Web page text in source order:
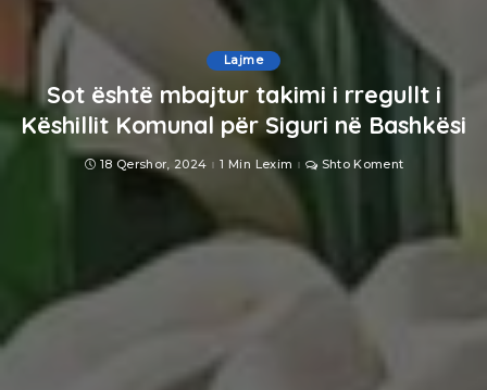
Lajme
Sot është mbajtur takimi i rregullt i
Këshillit Komunal për Siguri në Bashkësi
18 Qershor, 2024 1 Min Lexim Shto Koment